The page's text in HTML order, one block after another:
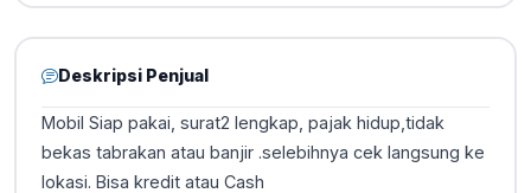
Deskripsi Penjual
Mobil Siap pakai, surat2 lengkap, pajak hidup,tidak
bekas tabrakan atau banjir .selebihnya cek langsung ke
lokasi. Bisa kredit atau Cash